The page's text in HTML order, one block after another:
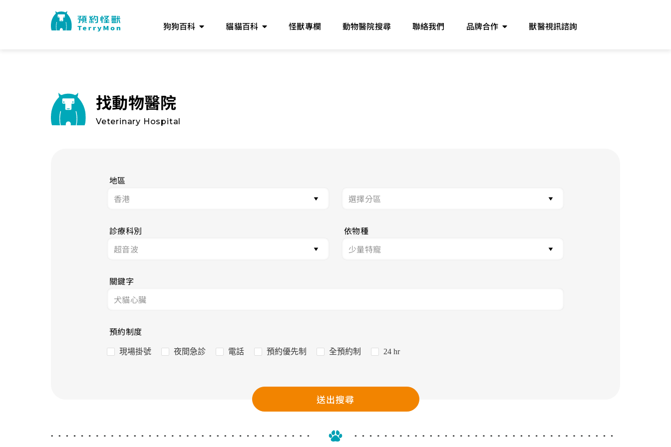
狗狗百科 貓貓百科 怪獸專欄 動物醫院搜尋 聯絡我們 品牌合作 獸醫視訊諮詢
找動物醫院
Veterinary Hospital
地區
診療科別 依物種
關鍵字
預約制度
現場掛號 夜間急診 電話 預約優先制 全預約制 24 hr
送出搜尋